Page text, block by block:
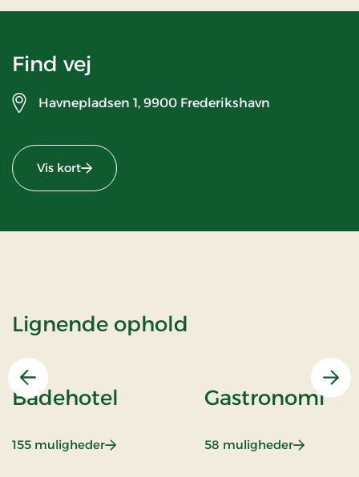
Find vej
Havnepladsen 1, 9900 Frederikshavn
Vis kort
Lignende ophold
Forrige
Badehotel
155 muligheder: Badehotel
Gastronomi
58 muligheder: